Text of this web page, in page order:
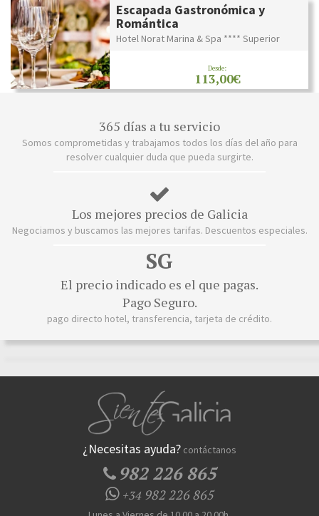
Escapada Gastronómica y
Romántica
Hotel Norat Marina & Spa **** Superior
Desde:
113,00€
365 días a tu servicio
Somos comprometidas y trabajamos todos los días del año para
resolver cualquier duda que pueda surgirte.
Los mejores precios de Galicia
Negociamos y buscamos las mejores tarifas. Descuentos especiales.
SG
El precio indicado es el que pagas.
Pago Seguro.
pago directo hotel, transferencia, tarjeta de crédito.
¿Necesitas ayuda? contáctanos
982 226 865
+34982 226 865